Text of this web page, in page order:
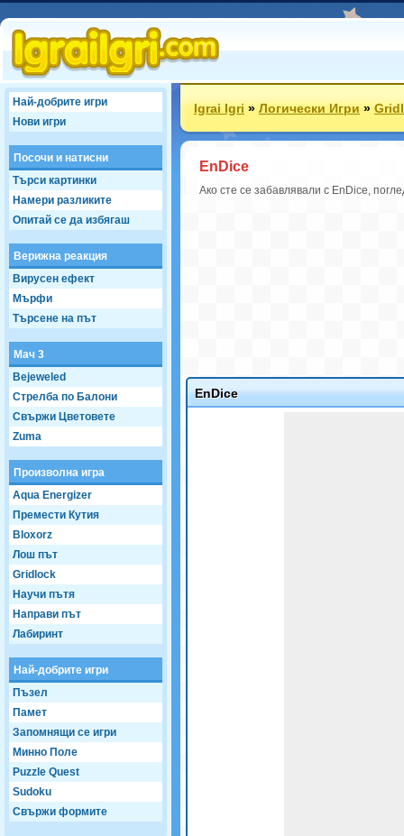
Най-добрите игри
Нови игри
Посочи и натисни
Търси картинки
Намери разликите
Опитай се да избягаш
Верижна реакция
Вирусен ефект
Мърфи
Търсене на път
Мач 3
Bejeweled
Стрелба по Балони
Свържи Цветовете
Zuma
Произволна игра
Aqua Energizer
Премести Кутия
Bloxorz
Лош път
Gridlock
Научи пътя
Направи път
Лабиринт
Най-добрите игри
Пъзел
Памет
Запомнящи се игри
Минно Поле
Puzzle Quest
Sudoku
Свържи формите
Igrai Igri»Логически Игри»
EnDice
Ако сте се забавлявали с EnDice,
EnDice